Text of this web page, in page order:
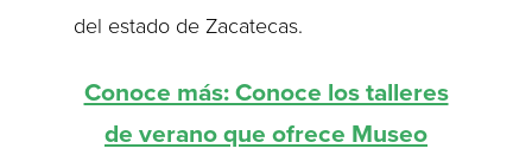
del estado de Zacatecas.
Conoce más: Conoce los talleres
de verano que ofrece Museo